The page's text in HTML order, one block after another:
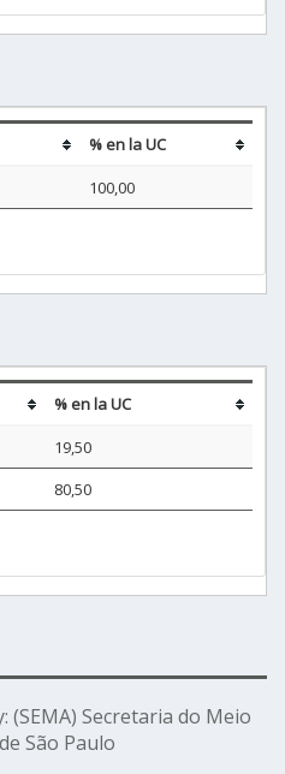
% en la UC
100,00
% en la UC
19,50
80,50
(SEMA) Secretaria do Meio
São Paulo